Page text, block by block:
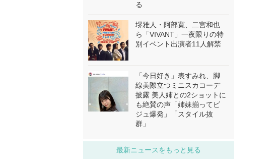
る
堺雅人・阿部寛、二宮和也
ら「VIVANT」一夜限りの特
別イベント出演者11人解禁
「今日好き」表すみれ、脚
線美際立つミニスカコーデ
披露 美人姉との2ショットに
も絶賛の声「姉妹揃ってビ
ジュ爆発」「スタイル抜
群」
最新ニュースをもっと見る